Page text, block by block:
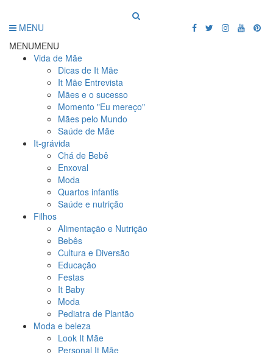
MENU
MENUMENU
Vida de Mãe
Dicas de It Mãe
It Mãe Entrevista
Mães e o sucesso
Momento "Eu mereço"
Mães pelo Mundo
Saúde de Mãe
It-grávida
Chá de Bebê
Enxoval
Moda
Quartos infantis
Saúde e nutrição
Filhos
Alimentação e Nutrição
Bebês
Cultura e Diversão
Educação
Festas
It Baby
Moda
Pediatra de Plantão
Moda e beleza
Look It Mãe
Personal It Mãe